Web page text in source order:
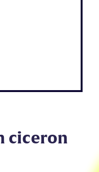
ciceron